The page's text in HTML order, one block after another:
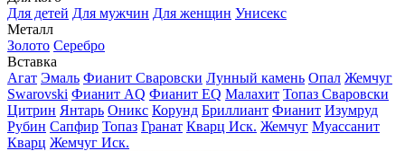
Для детей Для мужчин Для женщин Унисекс
Металл
Золото Серебро
Вставка
Агат Эмаль Фианит Сваровски Лунный камень Опал Жемчуг
Swarovski Фианит AQ Фианит EQ Малахит Топаз Сваровски
Цитрин Янтарь Оникс Корунд Бриллиант Фианит Изумруд
Рубин Сапфир Топаз Гранат Кварц Иск. Жемчуг Муассанит
Кварц Жемчуг Иск.